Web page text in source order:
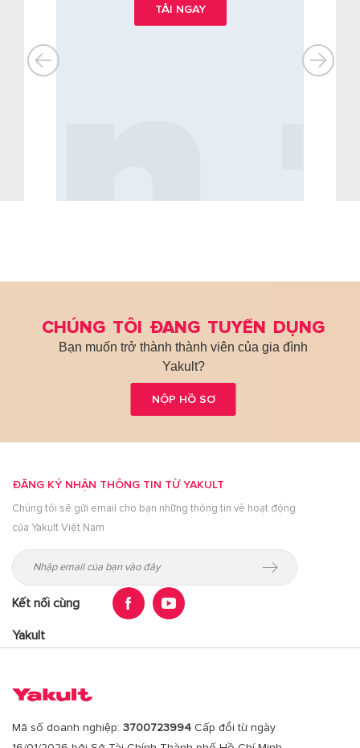
TẢI NGAY
CHÚNG TÔI ĐANG TUYỂN DỤNG
Bạn muốn trở thành thành viên của gia đình
Yakult?
NỘP HỒ SƠ
ĐĂNG KÝ NHẬN THÔNG TIN TỪ YAKULT
Chúng tôi sẽ gửi email cho bạn những thông tin vê hoạt động
của Yakult Việt Nam
Kết nối cùng
Yakult
Mã số doanh nghiệp: 3700723994 Cấp đổi từ ngày